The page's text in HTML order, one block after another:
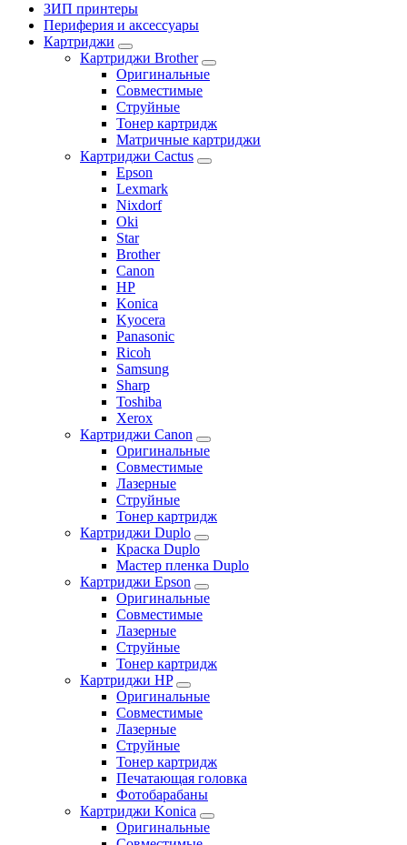
ЗИП принтеры
Периферия и аксессуары
Картриджи
Картриджи Brother
Оригинальные
Совместимые
Струйные
Тонер картридж
Матричные картриджи
Картриджи Cactus
Epson
Lexmark
Nixdorf
Oki
Star
Brother
Canon
HP
Konica
Kyocera
Panasonic
Ricoh
Samsung
Sharp
Toshiba
Xerox
Картриджи Canon
Оригинальные
Совместимые
Лазерные
Струйные
Тонер картридж
Картриджи Duplo
Краска Duplo
Мастер пленка Duplo
Картриджи Epson
Оригинальные
Совместимые
Лазерные
Струйные
Тонер картридж
Картриджи HP
Оригинальные
Совместимые
Лазерные
Струйные
Тонер картридж
Печатающая головка
Фотобарабаны
Картриджи Konica
Оригинальные